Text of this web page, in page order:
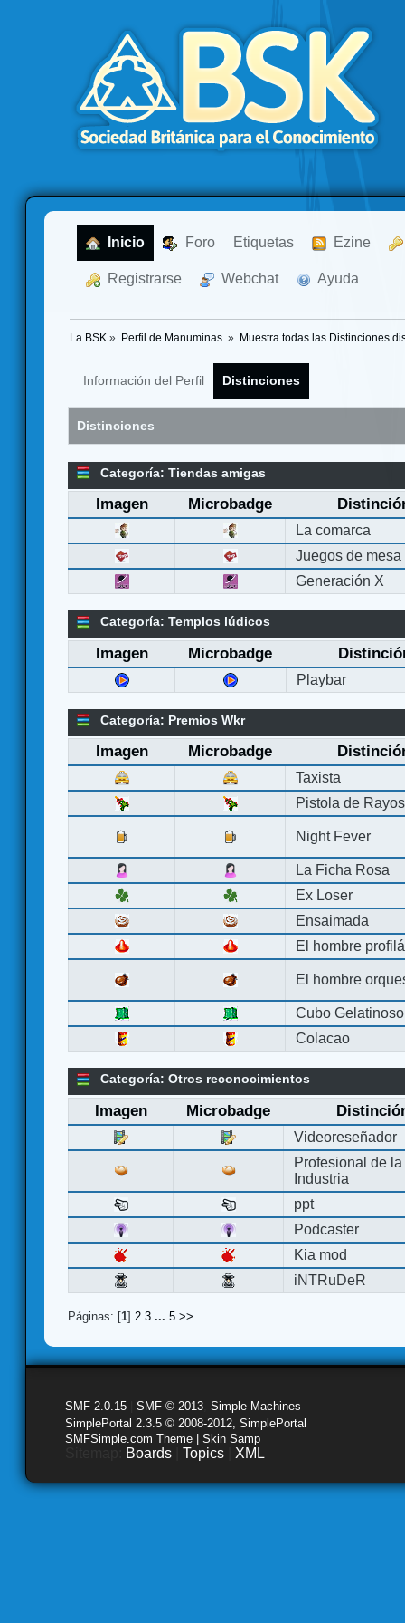
Inicio Foro Etiquetas Ezine
Registrarse Webchat Ayuda
La BSK » Perfil de Manuminas » Muestra todas las Distinciones
Información del Perfil Distinciones
Distinciones
Categoría: Tiendas amigas
Imagen Microbadge
La comarca
Juegos de mesa
Generación X
Categoría: Templos lúdicos
Imagen Microbadge
Playbar
Categoría: Premios Wkr
Imagen Microbadge
Taxista
Pistola de Rayos
Night Fever
La Ficha Rosa
Ex Loser
Ensaimada
El hombre
El hombre
Cubo Gelatinoso
Colacao
Categoría: Otros reconocimientos
Imagen Microbadge
Videoreseñador
Profesional de la
Industria
ppt
Podcaster
Kia mod
iNTRuDeR
Páginas: [1] 2 3 ... 5 >>
SMF 2.0.15 SMF © 2013 Simple Machines
SimplePortal 2.3.5 © 2008-2012, SimplePortal
SMFSimple.com Theme | Skin Samp
Boards Topics XML